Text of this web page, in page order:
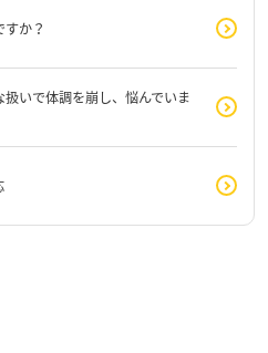
か？
いで体調を崩し、悩んでいま